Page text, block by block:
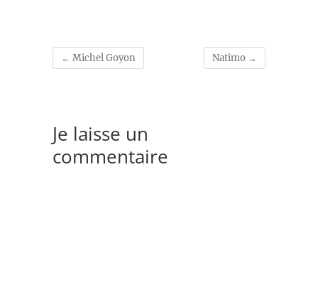
← Michel Goyon Natimo →
Je laisse un
commentaire